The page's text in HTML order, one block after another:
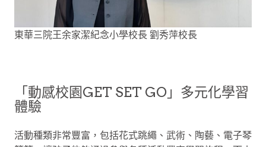
東華三院王余家潔紀念小學校長 劉秀萍校長
「動感校園GET SET GO」多元化學習
體驗
活動種類非常豐富，包括花式跳繩、武術、陶藝、電子琴